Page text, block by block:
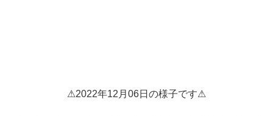
⚠2022年12月06日の様子です⚠